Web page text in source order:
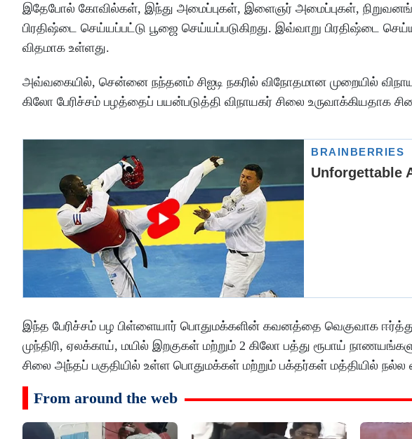
இதேபோல் கோவில்கள், இந்து அமைப்புகள், இளைஞர் அமைப்புகள்,
பிரதிஷ்டை செய்யப்பட்டு பூஜை செய்யப்படுகிறது. இவ்வாறு பிரதிஷ்டை
விதமாக உள்ளது.
அவ்வகையில், சென்னை நந்தனம் சிஐடி நகரில் விநோதமான முறையில்
கிலோ பேரிச்சம் பழத்தைப் பயன்படுத்தி விநாயகர் சிலை உருவாக்கியதாக
இந்த பேரிச்சம் பழ பிள்ளையார் பொதுமக்களின் கவனத்தை வெகுவாக
முந்திரி, ஏலக்காய், மயில் இறகுகள் மற்றும் 2 கிலோ பத்து ரூபாய்
சிலை அந்தப் பகுதியில் உள்ள பொதுமக்கள் மற்றும் பக்தர்கள் மத்தியில் நல்ல
From around the web